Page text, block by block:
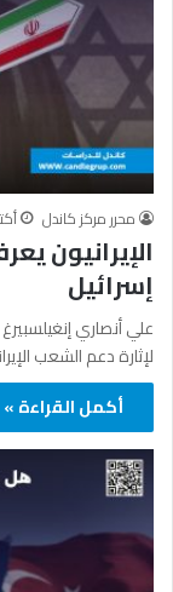
محرر مركز كاندل
الإيرانيون
إسرائيل
علي أنصاري
لإثارة دعم الشعب
أكمل القراءة »